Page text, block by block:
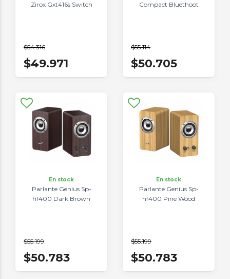
Zirox Gxt416s Switch
$54.316
$49.971
Compact Bluethoot
$55.114
$50.705
En stock
Parlante Genius Sp-
hf400 Dark Brown
$55.199
$50.783
En stock
Parlante Genius Sp-
hf400 Pine Wood
$55.199
$50.783